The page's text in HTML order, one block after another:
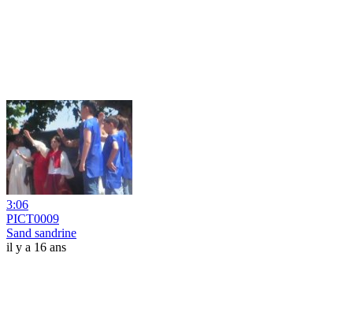
3:06
PICT0009
Sand sandrine
il y a 16 ans